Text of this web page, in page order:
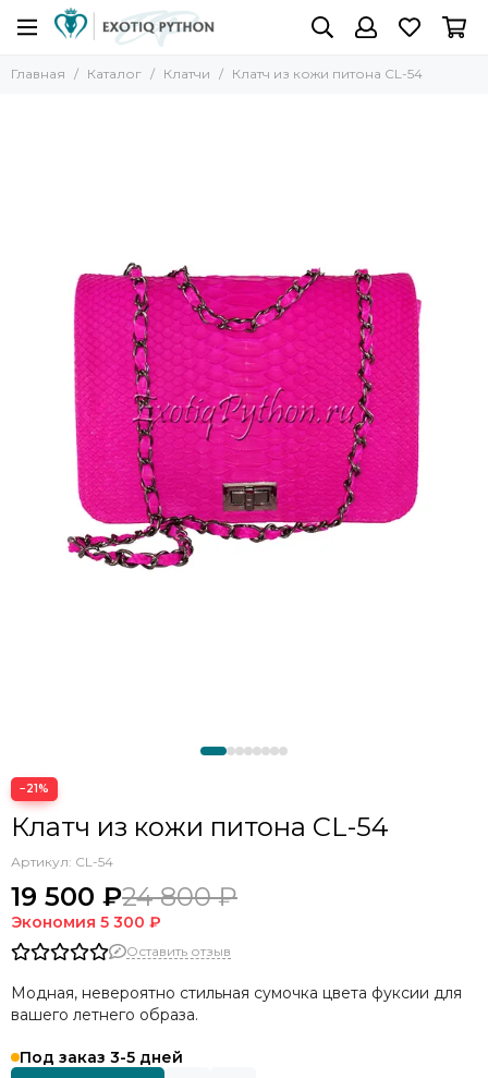
Главная Каталог Клатчи Клатч из кожи питона CL-54
−21%
Клатч из кожи питона CL-54
Артикул: CL-54
19 500 ₽24 800 ₽
Экономия 5 300 ₽
Оставить отзыв
Модная, невероятно стильная сумочка цвета фуксии для
вашего летнего образа.
Под заказ 3-5 дней